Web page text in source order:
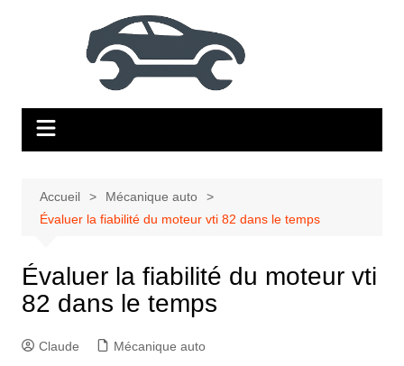
Accueil
Mécanique auto
Évaluer la fiabilité du moteur vti 82 dans le temps
Évaluer la fiabilité du moteur vti
82 dans le temps
Claude Mécanique auto